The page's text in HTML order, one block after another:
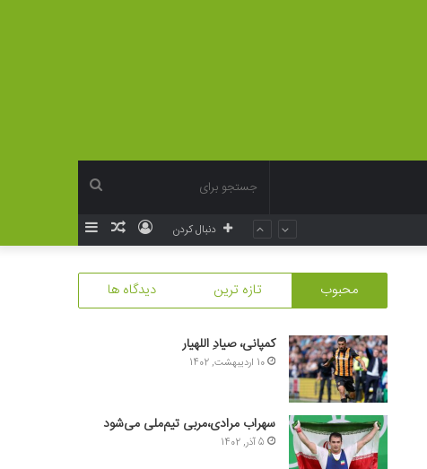
براینوشته
ورود دنبال کردن
محبوب تازه ترین دیدگاه ها
کمپانی، صیادِ اللهیار
10 اردیبهشت, 1402
سهراب مرادی،مربی تیم‌ملی می‌شود
5 آذر, 1402